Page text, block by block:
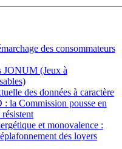
des consommateurs
JONUM (Jeux à
des données à caractère
la Commission pousse en
et monovalence :
des loyers